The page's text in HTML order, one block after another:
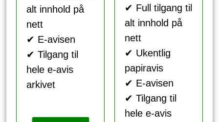
alt innhold på
nett
✔ E-avisen
✔ Tilgang til
hele e-avis
arkivet
✔ Full tilgang til
alt innhold på
nett
✔ Ukentlig
papiravis
✔ E-avisen
✔ Tilgang til
hele e-avis